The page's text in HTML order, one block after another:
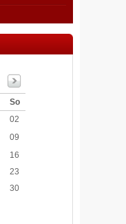
So
02
09
16
23
30